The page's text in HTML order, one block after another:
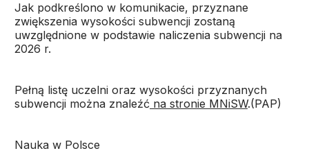
Jak podkreślono w komunikacie, przyznane
zwiększenia wysokości subwencji zostaną
uwzględnione w podstawie naliczenia subwencji na
2026 r.
Pełną listę uczelni oraz wysokości przyznanych
subwencji można znaleźć na stronie MNiSW.(PAP)
Nauka w Polsce